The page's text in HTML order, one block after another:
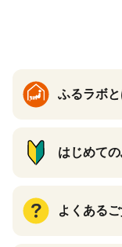
ふるラボと
はじめて
よくある